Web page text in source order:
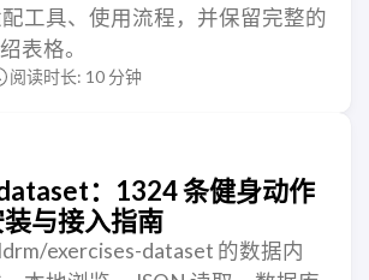
工具、使用流程，并保留完整的
表格。
阅读时长: 10 分钟
：1324 条健身动作
与接入指南
exercises-dataset 的数据内